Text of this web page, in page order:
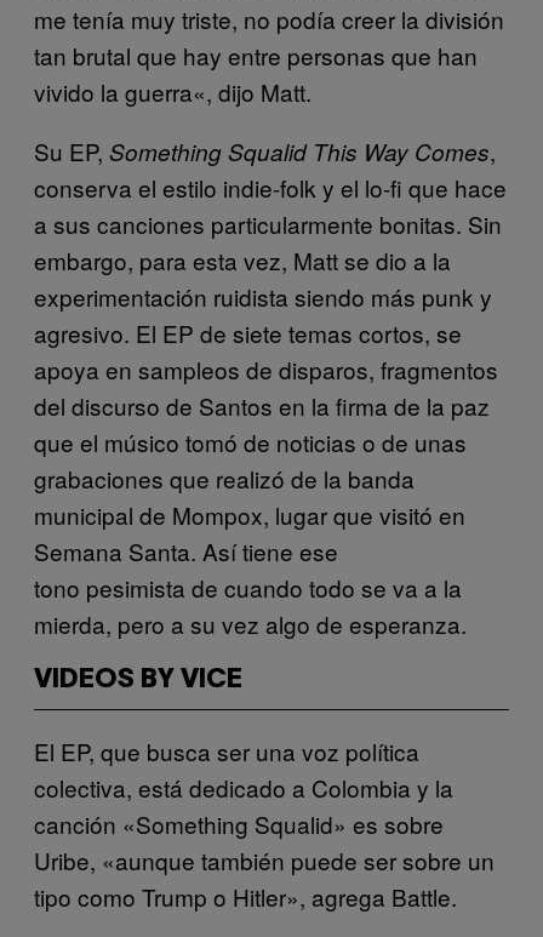
me tenía muy triste, no podía creer la división
tan brutal que hay entre personas que han
vivido la guerra«, dijo Matt.
Su EP, Something Squalid This Way Comes,
conserva el estilo indie-folk y el lo-fi que hace
a sus canciones particularmente bonitas. Sin
embargo, para esta vez, Matt se dio a la
experimentación ruidista siendo más punk y
agresivo. El EP de siete temas cortos, se
apoya en sampleos de disparos, fragmentos
del discurso de Santos en la firma de la paz
que el músico tomó de noticias o de unas
grabaciones que realizó de la banda
municipal de Mompox, lugar que visitó en
Semana Santa. Así tiene ese
tono pesimista de cuando todo se va a la
mierda, pero a su vez algo de esperanza.
VIDEOS BY VICE
El EP, que busca ser una voz política
colectiva, está dedicado a Colombia y la
canción «Something Squalid» es sobre
Uribe, «aunque también puede ser sobre un
tipo como Trump o Hitler», agrega Battle.